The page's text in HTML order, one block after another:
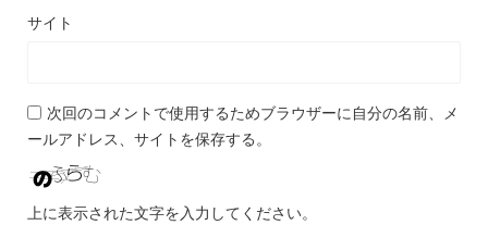
サイト
次回のコメントで使用するためブラウザーに自分の名前、メ
ールアドレス、サイトを保存する。
上に表示された文字を入力してください。